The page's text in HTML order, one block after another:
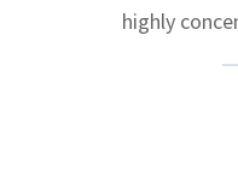
highly